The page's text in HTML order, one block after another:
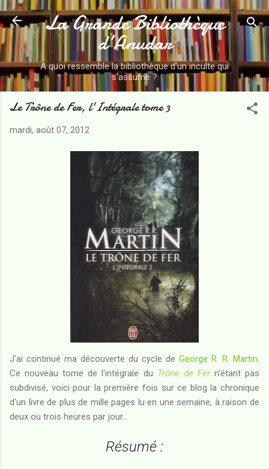
Accéder au contenu principal
La Grande Bibliothèque
d’Anudar
A quoi ressemble la bibliothèque d'un inculte qui
s'assume ?
Le Trône de Fer, l'Intégrale tome 3
mardi, août 07, 2012
J'ai continué ma découverte du cycle de George R. R. Martin.
Ce nouveau tome de l'intégrale du Trône de Fern'étant pas
subdivisé, voici pour la première fois sur ce blog la chronique
d'un livre de plus de mille pages lu en une semaine, à raison de
deux ou trois heures par jour...
Résumé :